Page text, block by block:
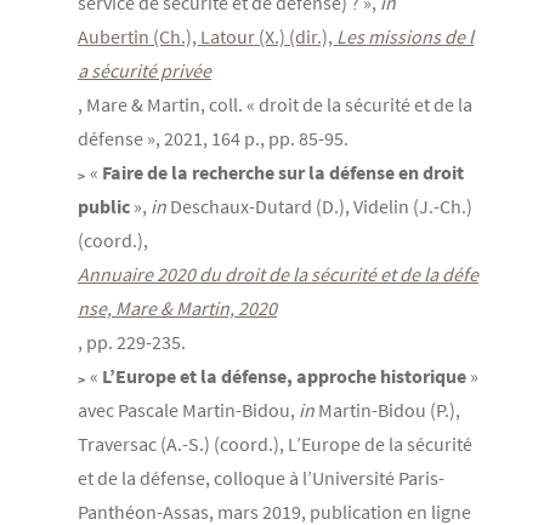
Aubertin (Ch.), Latour (X.) (dir.), Les missions de l
a sécurité privée
, Mare & Martin, coll. « droit de la sécurité et de la
défense », 2021, 164 p., pp. 85-95.
« Faire de la recherche sur la défense en droit
public », in Deschaux-Dutard (D.), Videlin (J.-Ch.)
(coord.),
Annuaire 2020 du droit de la sécurité et de la défe
nse, Mare & Martin, 2020
, pp. 229-235.
« L’Europe et la défense, approche historique »
avec Pascale Martin-Bidou, in Martin-Bidou (P.),
Traversac (A.-S.) (coord.), L’Europe de la sécurité
et de la défense, colloque à l’Université Paris-
Panthéon-Assas, mars 2019, publication en ligne